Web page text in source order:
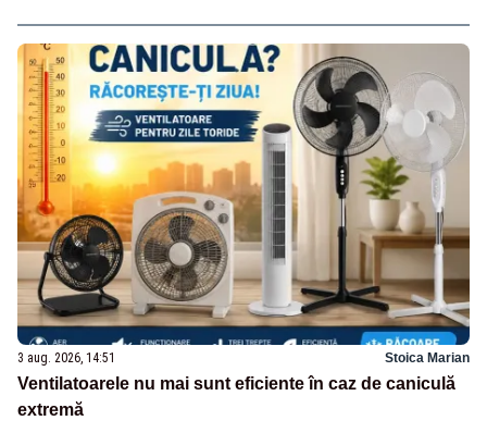
3 aug. 2026, 14:51 Stoica Marian
Ventilatoarele nu mai sunt eficiente în caz de caniculă
extremă